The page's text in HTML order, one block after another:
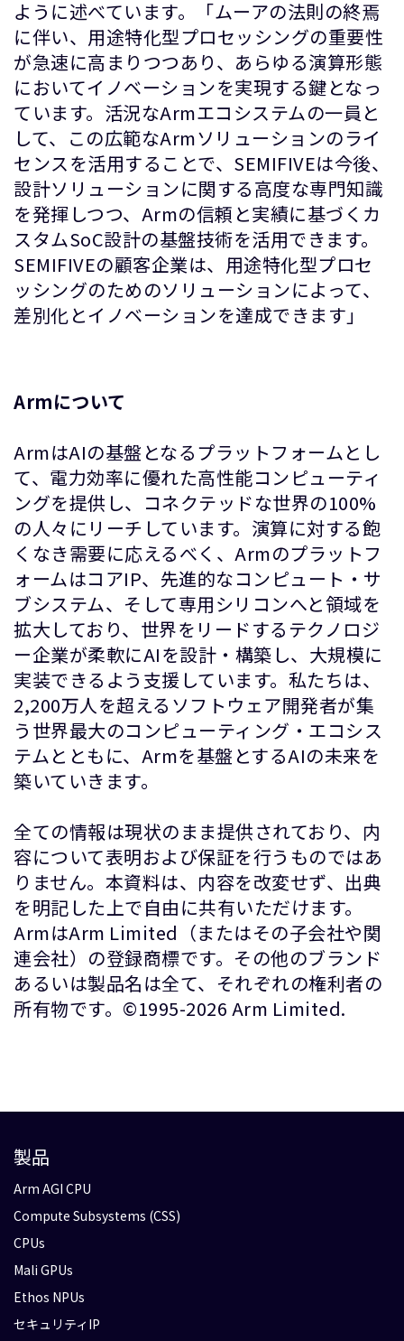
ように述べています。「ムーアの法則の終焉
に伴い、用途特化型プロセッシングの重要性
が急速に高まりつつあり、あらゆる演算形態
においてイノベーションを実現する鍵となっ
ています。活況なArmエコシステムの一員と
して、この広範なArmソリューションのライ
センスを活用することで、SEMIFIVEは今後、
設計ソリューションに関する高度な専門知識
を発揮しつつ、Armの信頼と実績に基づくカ
スタムSoC設計の基盤技術を活用できます。
SEMIFIVEの顧客企業は、用途特化型プロセ
ッシングのためのソリューションによって、
差別化とイノベーションを達成できます」
Armについて
ArmはAIの基盤となるプラットフォームとし
て、電力効率に優れた高性能コンピューティ
ングを提供し、コネクテッドな世界の100%
の人々にリーチしています。演算に対する飽
くなき需要に応えるべく、Armのプラットフ
ォームはコアIP、先進的なコンピュート・サ
ブシステム、そして専用シリコンへと領域を
拡大しており、世界をリードするテクノロジ
ー企業が柔軟にAIを設計・構築し、大規模に
実装できるよう支援しています。私たちは、
2,200万人を超えるソフトウェア開発者が集
う世界最大のコンピューティング・エコシス
テムとともに、Armを基盤とするAIの未来を
築いていきます。
全ての情報は現状のまま提供されており、内
容について表明および保証を行うものではあ
りません。本資料は、内容を改変せず、出典
を明記した上で自由に共有いただけます。
ArmはArm Limited（またはその子会社や関
連会社）の登録商標です。その他のブランド
あるいは製品名は全て、それぞれの権利者の
所有物です。©1995-2026 Arm Limited.
製品
Arm AGI CPU
Compute Subsystems (CSS)
CPUs
Mali GPUs
Ethos NPUs
セキュリティIP